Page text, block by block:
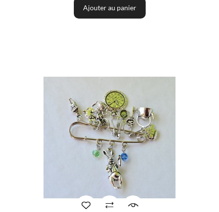
Ajouter au panier